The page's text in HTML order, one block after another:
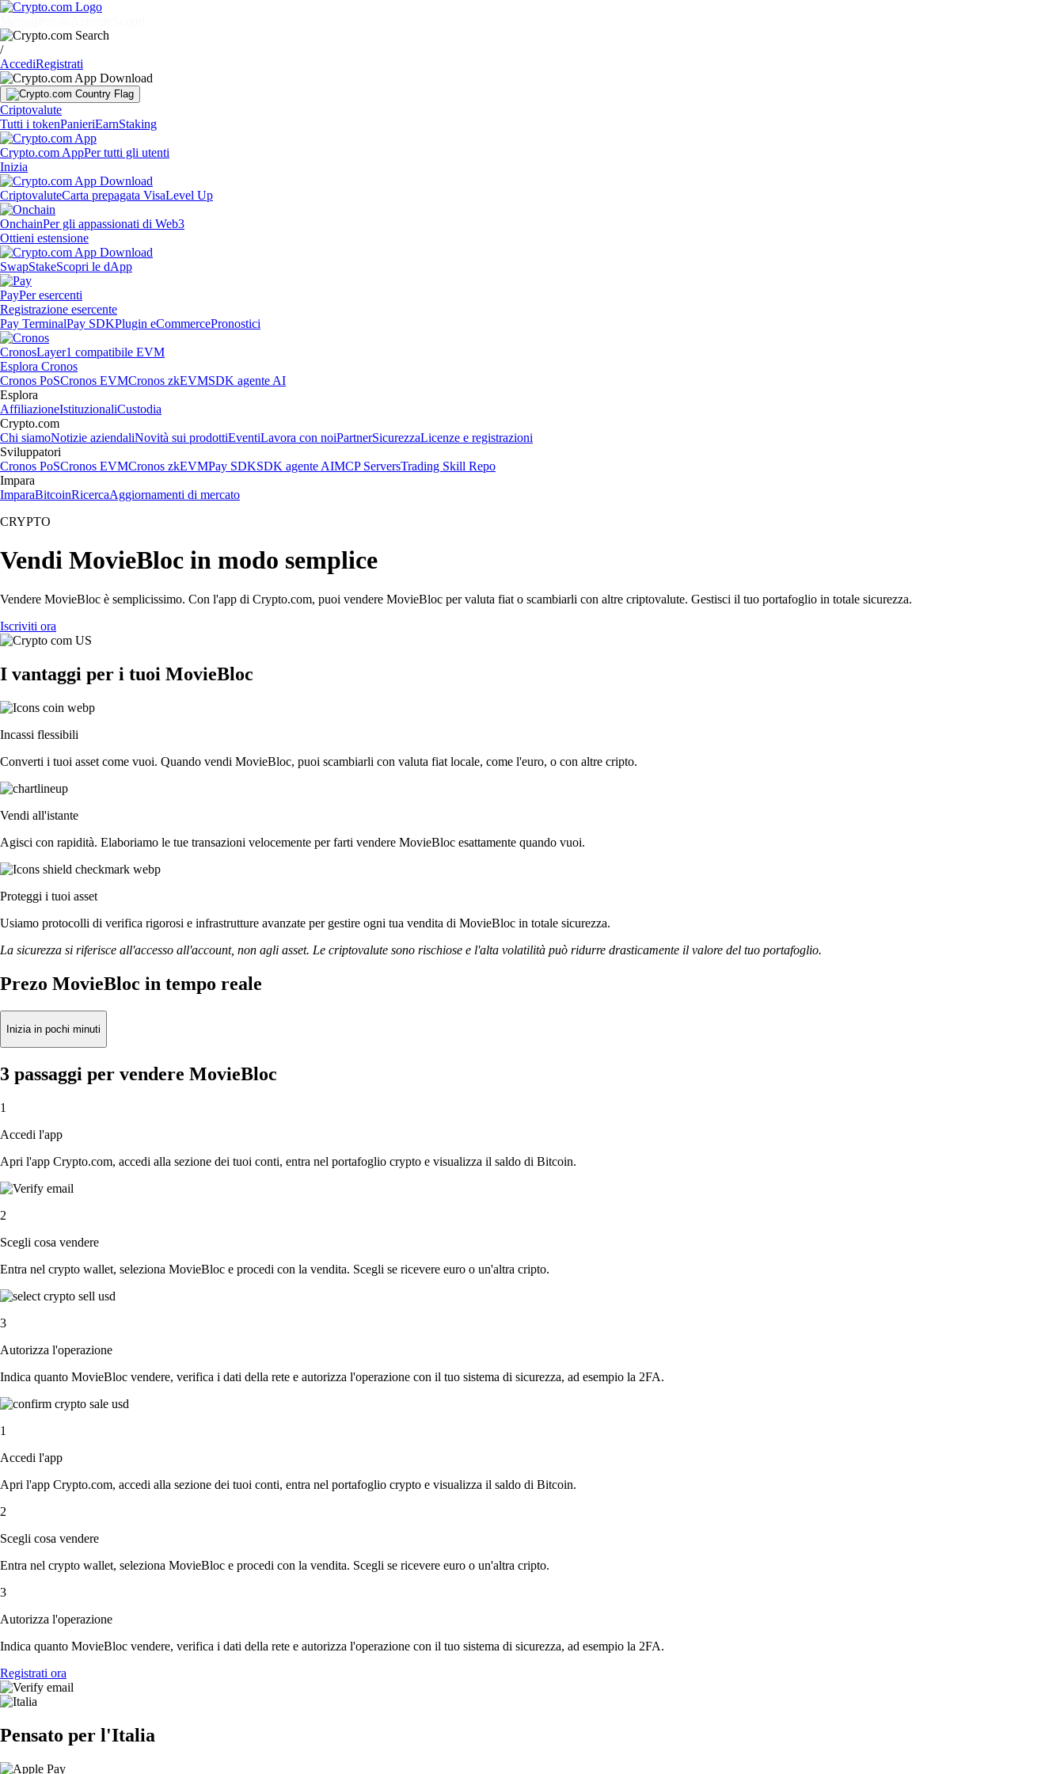
/
AccediRegistrati
Criptovalute
Tutti i tokenPanieriEarnStaking
Crypto.com AppPer tutti gli utenti
Inizia
CriptovaluteCarta prepagata VisaLevel Up
OnchainPer gli appassionati di Web3
Ottieni estensione
SwapStakeScopri le dApp
PayPer esercenti
Registrazione esercente
Pay TerminalPay SDKPlugin eCommercePronostici
CronosLayer1 compatibile EVM
Esplora Cronos
Cronos PoSCronos EVMCronos zkEVMSDK agente AI
Esplora
AffiliazioneIstituzionaliCustodia
Crypto.com
Chi siamoNotizie aziendaliNovità sui prodottiEventiLavora con noiPartnerSicurezzaLicenze e registrazioni
Sviluppatori
Cronos PoSCronos EVMCronos zkEVMPay SDKSDK agente AIMCP ServersTrading Skill Repo
Impara
ImparaBitcoinRicercaAggiornamenti di mercato
CRYPTO
Vendi MovieBloc in modo semplice
Vendere MovieBloc è semplicissimo. Con l'app di Crypto.com, puoi vendere MovieBloc per valuta fiat o scambiarli con altre criptovalute. Gestisci il tuo portafoglio in totale sicurezza.
Iscriviti ora
I vantaggi per i tuoi MovieBloc
Incassi flessibili
Converti i tuoi asset come vuoi. Quando vendi MovieBloc, puoi scambiarli con valuta fiat locale, come l'euro, o con altre cripto.
Vendi all'istante
Agisci con rapidità. Elaboriamo le tue transazioni velocemente per farti vendere MovieBloc esattamente quando vuoi.
Proteggi i tuoi asset
Usiamo protocolli di verifica rigorosi e infrastrutture avanzate per gestire ogni tua vendita di MovieBloc in totale sicurezza.
La sicurezza si riferisce all'accesso all'account, non agli asset. Le criptovalute sono rischiose e l'alta volatilità può ridurre drasticamente il valore del tuo portafoglio.
Prezo MovieBloc in tempo reale
Inizia in pochi minuti
3 passaggi per vendere MovieBloc
1
Accedi l'app
Apri l'app Crypto.com, accedi alla sezione dei tuoi conti, entra nel portafoglio crypto e visualizza il saldo di Bitcoin.
2
Scegli cosa vendere
Entra nel crypto wallet, seleziona MovieBloc e procedi con la vendita. Scegli se ricevere euro o un'altra cripto.
3
Autorizza l'operazione
Indica quanto MovieBloc vendere, verifica i dati della rete e autorizza l'operazione con il tuo sistema di sicurezza, ad esempio la 2FA.
1
Accedi l'app
Apri l'app Crypto.com, accedi alla sezione dei tuoi conti, entra nel portafoglio crypto e visualizza il saldo di Bitcoin.
2
Scegli cosa vendere
Entra nel crypto wallet, seleziona MovieBloc e procedi con la vendita. Scegli se ricevere euro o un'altra cripto.
3
Autorizza l'operazione
Indica quanto MovieBloc vendere, verifica i dati della rete e autorizza l'operazione con il tuo sistema di sicurezza, ad esempio la 2FA.
Registrati ora
Pensato per l'Italia